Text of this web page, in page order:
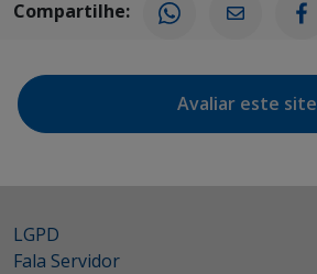
Compartilhe:
Avaliar este site
LGPD
Fala Servidor